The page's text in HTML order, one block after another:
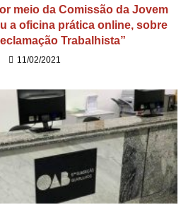
meio da Comissão da Jovem
a oficina prática online, sobre
Trabalhista”
11/02/2021